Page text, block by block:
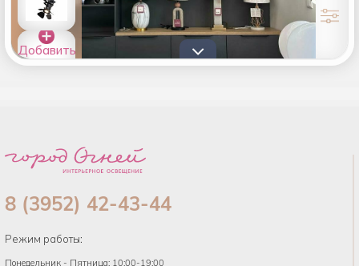
Добавить
товары в
8 (3952) 42-43-44
Режим работы:
Понедельник - Пятница: 10:00-19:00